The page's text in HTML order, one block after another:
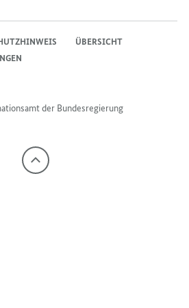
der Bundesregierung
ÜBERSICHT
Nach
oben